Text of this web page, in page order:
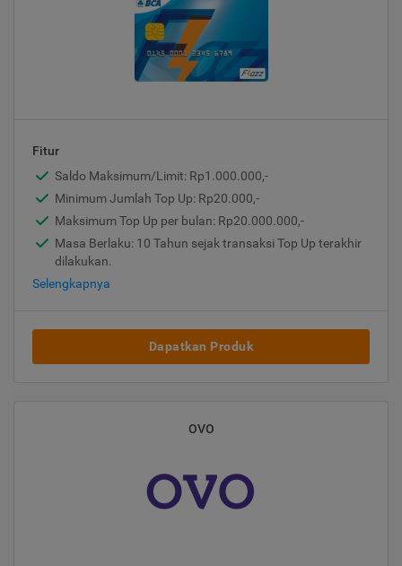
Fitur
Saldo Maksimum/Limit: Rp1.000.000,-
Minimum Jumlah Top Up: Rp20.000,-
Maksimum Top Up per bulan: Rp20.000.000,-
Masa Berlaku: 10 Tahun sejak transaksi Top Up terakhir
dilakukan.
Selengkapnya
Dapatkan Produk
OVO